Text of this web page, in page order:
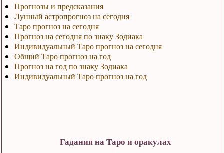
Прогнозы и предсказания
Лунный астропрогноз на сегодня
Таро прогноз на сегодня
Прогноз на сегодня по знаку Зодиака
Индивидуальный Таро прогноз на сегодня
Общий Таро прогноз на год
Прогноз на год по знаку Зодиака
Индивидуальный Таро прогноз на год
Гадания на Таро и оракулах